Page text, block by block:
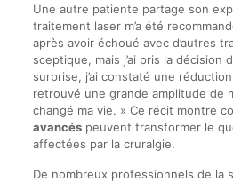
Une autre patiente partage son
traitement laser m’a été
après avoir échoué avec d’autres
sceptique, mais j’ai pris la décision
surprise, j’ai constaté une réduction
retrouvé une grande amplitude de
changé ma vie. » Ce récit montre
avancéspeuvent transformer le
affectées par la cruralgie.
De nombreux professionnels de la